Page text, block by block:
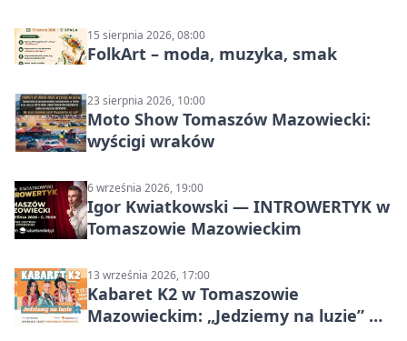
15 sierpnia 2026, 08:00
FolkArt – moda, muzyka, smak
23 sierpnia 2026, 10:00
Moto Show Tomaszów Mazowiecki:
wyścigi wraków
6 września 2026, 19:00
Igor Kwiatkowski — INTROWERTYK w
Tomaszowie Mazowieckim
13 września 2026, 17:00
Kabaret K2 w Tomaszowie
Mazowieckim: „Jedziemy na luzie” w